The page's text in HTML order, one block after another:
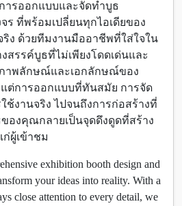
ารออกแบบและจัดทำบูธ
ร ที่พร้อมเปลี่ยนทุกไอเดียของ
ง ด้วยทีมงานมืออาชีพที่ใส่ใจใน
สรรค์บูธที่ไม่เพียงโดดเด่นและ
าพลักษณ์และเอกลักษณ์ของ
แต่การออกแบบที่ทันสมัย การจัด
ช้งานจริง ไปจนถึงการก่อสร้างที่
องคุณกลายเป็นจุดดึงดูดที่สร้าง
ผู้เข้าชม
exhibition booth design and
your ideas into reality. With a
close attention to every detail, we